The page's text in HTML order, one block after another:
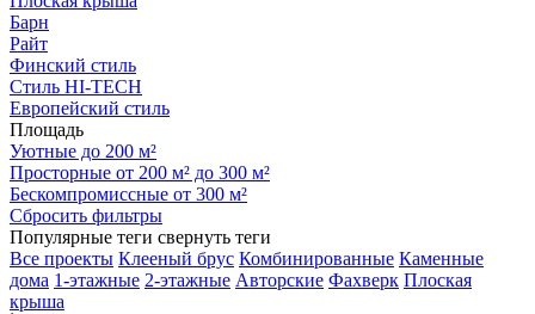
Барн
Райт
Финский стиль
Стиль HI-TECH
Европейский стиль
Площадь
Уютные до 200 м²
Просторные от 200 м² до 300 м²
Бескомпромиссные от 300 м²
Сбросить фильтры
Популярные теги свернуть теги
Все проекты Клееный брус Комбинированные Каменные
дома 1-этажные 2-этажные Авторские Фахверк Плоская
крыша